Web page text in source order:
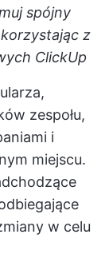
spójny
z
ClickUp
zespołu,
i
miejscu.
w celu